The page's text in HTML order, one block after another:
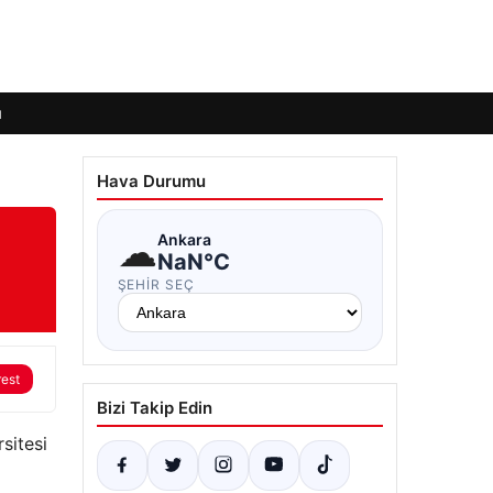
Hava Durumu
☁Ankara
NaN°C
ŞEHIR SEÇ
Bizi Takip Edin